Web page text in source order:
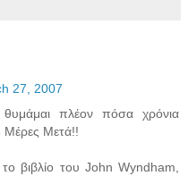
27, 2007
πλέον πόσα χρόνια
Μέρες Μετά!!
βιβλίο του John Wyndham,